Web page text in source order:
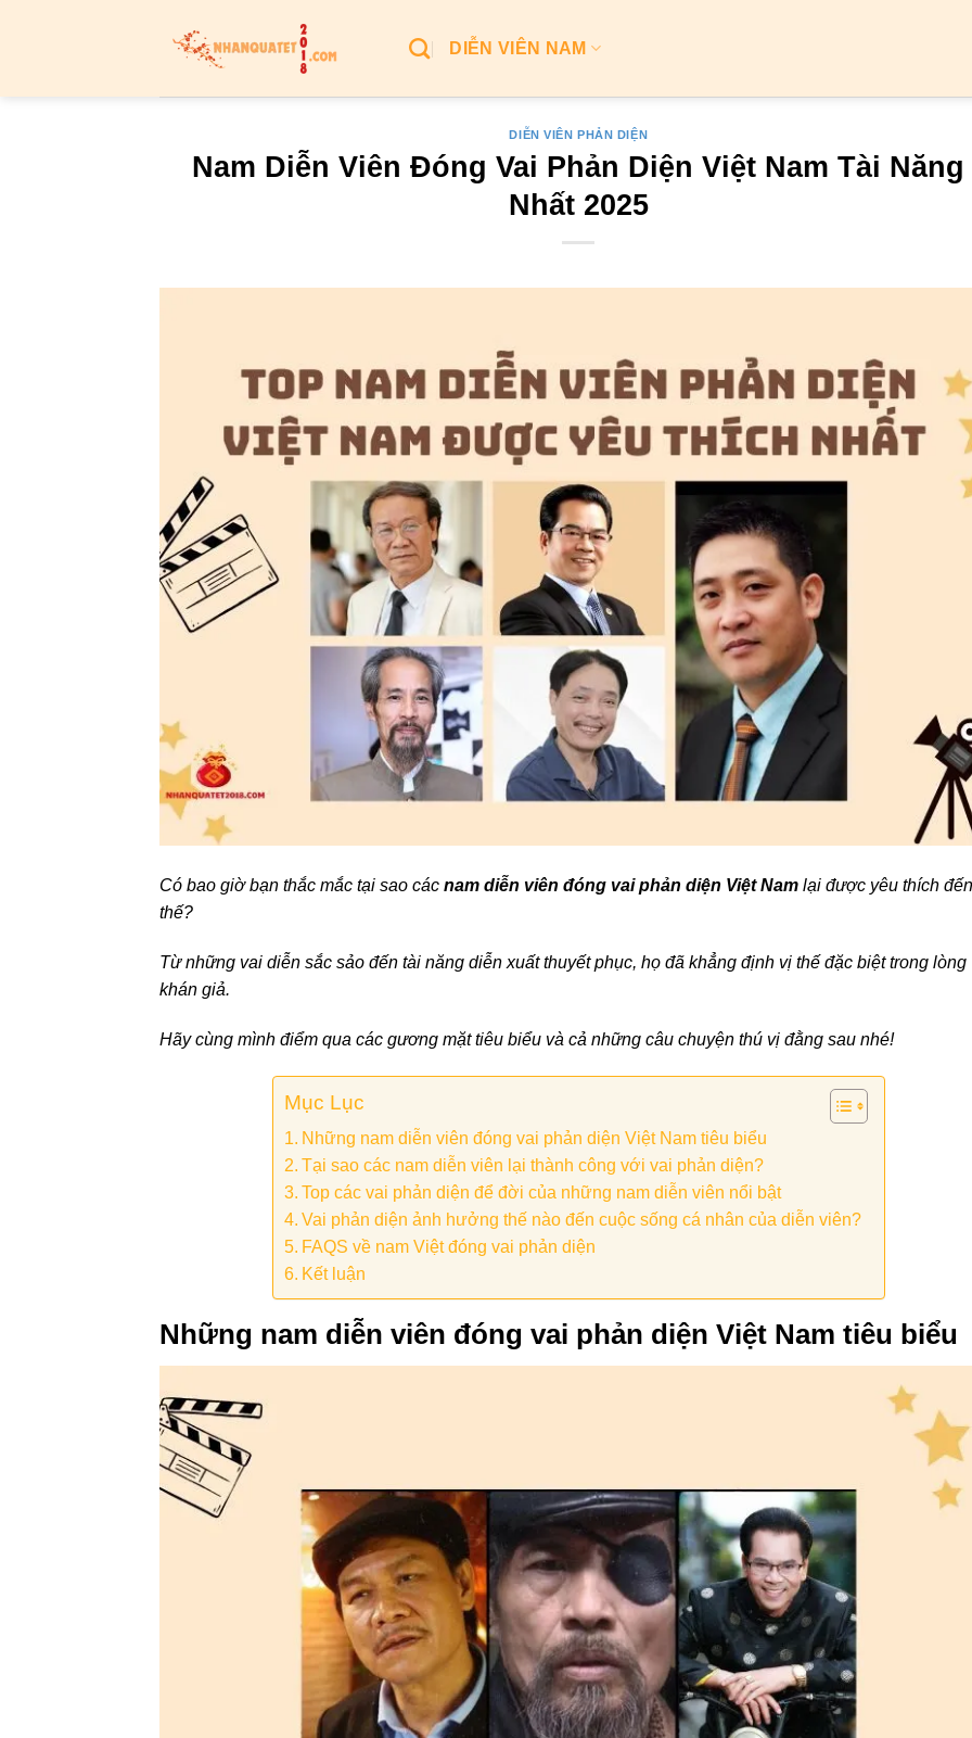
dung
DIỄN VIÊN NAM
DIỄN VIÊN PHẢN DIỆN
Nam Diễn Viên Đóng Vai Phản Diện Việt Nam Tài Năng
Nhất 2025
Có bao giờ bạn thắc mắc tại sao các nam diễn viên đóng vai phản diện Việt Nam lại được yêu thích đến
thế?
Từ những vai diễn sắc sảo đến tài năng diễn xuất thuyết phục, họ đã khẳng định vị thế đặc biệt trong lòng
khán giả.
Hãy cùng mình điểm qua các gương mặt tiêu biểu và cả những câu chuyện thú vị đằng sau nhé!
Mục Lục
Những nam diễn viên đóng vai phản diện Việt Nam tiêu biểu
Tại sao các nam diễn viên lại thành công với vai phản diện?
Top các vai phản diện để đời của những nam diễn viên nổi bật
Vai phản diện ảnh hưởng thế nào đến cuộc sống cá nhân của diễn viên?
FAQS về nam Việt đóng vai phản diện
Kết luận
Những nam diễn viên đóng vai phản diện Việt Nam tiêu biểu